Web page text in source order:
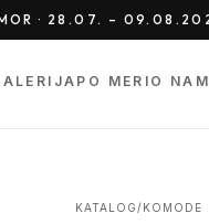
· 28.07. –
PO MERI O
KATALOG/KOMODE